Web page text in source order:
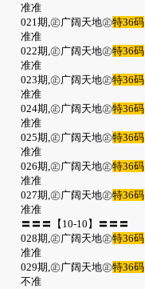
准准
021期,㊣广阔天地㊣特36码
准准
022期,㊣广阔天地㊣特36码
准准
023期,㊣广阔天地㊣特36码
准准
024期,㊣广阔天地㊣特36码
准准
025期,㊣广阔天地㊣特36码
准准
026期,㊣广阔天地㊣特36码
准准
027期,㊣广阔天地㊣特36码
准准
〓〓〓【10-10】〓〓〓
028期,㊣广阔天地㊣特36码
准准
029期,㊣广阔天地㊣特36码
不准